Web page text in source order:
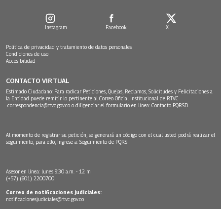
Instagram Facebook X
Política de privacidad y tratamiento de datos personales
Condiciones de uso
Accesibilidad
CONTACTO VIRTUAL
Estimado Ciudadano: Para radicar Peticiones, Quejas, Reclamos, Solicitudes y Felicitaciones a
la Entidad puede remitir lo pertinente al Correo Oficial Institucional de RTVC
correspondencia@rtvc.gov.co o diligenciar el formulario en línea: Contacto PQRSD.
Al momento de registrar su petición, se generará un código con el cual usted podrá realizar el
seguimiento, para ello, ingrese a: Seguimiento de PQRS
Asesor en línea: lunes 9:30 a.m. - 12 m
(+57) (601) 2200700
Correo de notificaciones judiciales:
notificacionesjudiciales@rtvc.gov.co